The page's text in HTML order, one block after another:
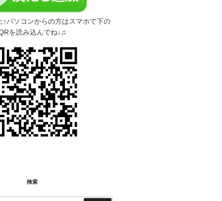
↑パソコンからの方はスマホで下の
を読み込んでね↓♫
検索